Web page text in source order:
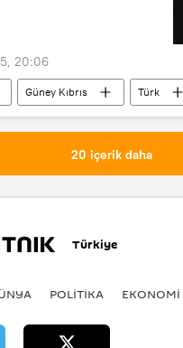
20:06
Güney Kıbrıs
Türk
Polis
20 içerik daha
Türkiye
POLİTİKA EKONOMİ